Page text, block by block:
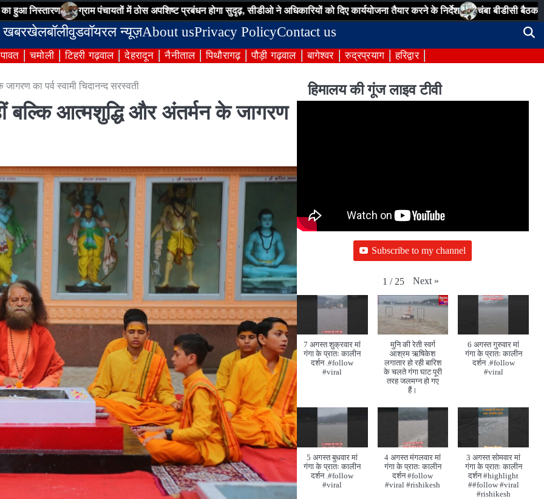
ग्राम पंचायतों में ठोस अपशिष्ट प्रबंधन होगा सुदृढ़, सीडीओ ने अधिकारियों को दिए कार्ययोजना तैयार करने के निर्देश चंबा बीडीसी बैठक: पेयजल, सड़क,
खबरखेलबॉलीवुडवॉयरल न्यूज़About usPrivacy PolicyContact us
चमोली टिहरी गढ़वाल देहरादून नैनीताल पिथौरागढ़ पौड़ी गढ़वाल बागेश्वर रुद्रप्रयाग हरिद्वार
का पर्व स्वामी चिदानन्द सरस्वती
बल्कि आत्मशुद्धि और अंतर्मन के जागरण
हिमालय की गूंज लाइव टीवी
Subscribe to my channel
1 / 25 Next »
7 अगस्त शुक्रवार मां
गंगा के प्रातः कालीन
दर्शन .#follow
#viral
मुनि की रेती स्वर्ग
आश्रम ऋषिकेश
लगातार हो रही बारिश
के चलते गंगा घाट पूरी
तरह जलमग्न हो गए
हैं।
6 अगस्त गुरुवार मां
गंगा के प्रातः कालीन
दर्शन .#follow
#viral
5 अगस्त बुधवार मां
गंगा के प्रातः कालीन
दर्शन .#follow
#viral
4 अगस्त मंगलवार मां
गंगा के प्रातः कालीन
दर्शन #follow
#viral #rishikesh
3 अगस्त सोमवार मां
गंगा के प्रातः कालीन
दर्शन #highlight
##follow #viral
#rishikesh